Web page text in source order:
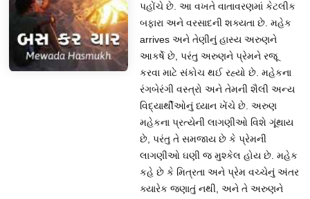
પહોંચે છે. આ વખતે વાતાવરણમાં કેટલીક
બફારા અને વરસાદની શક્યતા છે. મહેક
arrives અને તેણીનું હાસ્ય અરુણને
આકર્ષે છે, પરંતુ અરુણને પ્રેમને રજૂ
કરવા માટે સંકોચ થઈ રહ્યો છે. મહેકના
રંગબેરંગી વસ્ત્રો અને તેમની શૈલી અન્ય
વિદ્યાર્થીઓનું ધ્યાન ખેંચે છે. અરુણ
મહેકના પ્રત્યેની લાગણીઓ વિશે ગૂંથાય
છે, પરંતુ તે સમજાય છે કે પ્રેમની
લાગણીઓ ઘણી જ મુશ્કેલ હોય છે. મહેક
કહે છે કે મિત્રતા અને પ્રેમ વચ્ચેનું અંતર
ક્યારેક જણાતું નથી, અને તે અરુણને